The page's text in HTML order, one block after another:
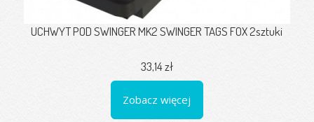
UCHWYT POD SWINGER MK2 SWINGER TAGS FOX 2sztuki
33,14 zł
Zobacz więcej